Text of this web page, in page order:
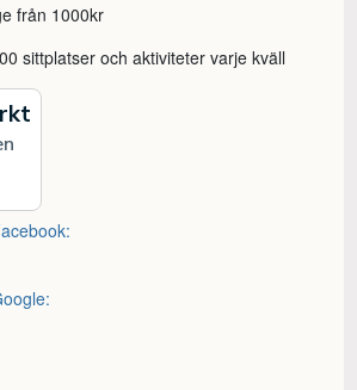
från 1000kr
sittplatser och aktiviteter varje kväll